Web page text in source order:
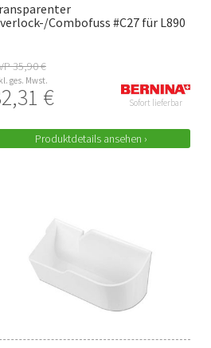
Combofuss #C27 für L890
35,90 €
ges. Mwst.
€ Sofort lieferbar
Produktdetails ansehen ›